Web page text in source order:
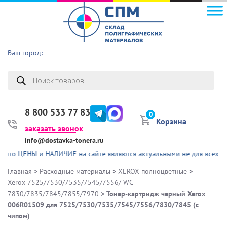
Ваш город:
Поиск
товаров
8 800 533 77 83
заказать звонок
info@dostavka-tonera.ru
0
Корзина
и НАЛИЧИЕ на сайте являются актуальными не для всех
Главная > Расходные материалы > XEROX полноцветные >
Xerox 7525/7530/7535/7545/7556/ WC
7830/7835/7845/7855/7970 > Тонер-картридж черный Xerox
006R01509 для 7525/7530/7535/7545/7556/7830/7845 (с
чипом)